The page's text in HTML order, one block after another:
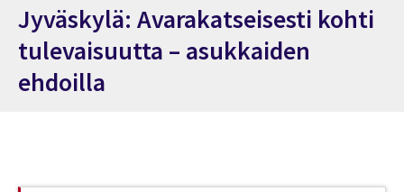
Jyväskylä: Avarakatseisesti kohti
tulevaisuutta – asukkaiden
ehdoilla